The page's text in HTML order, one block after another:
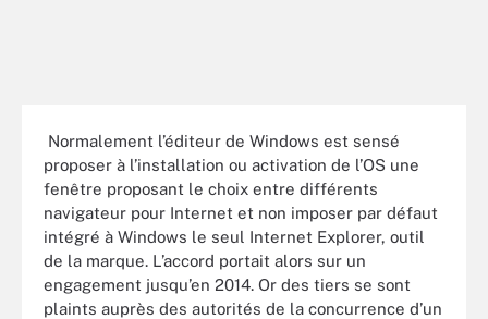
Normalement l’éditeur de Windows est sensé
proposer à l’installation ou activation de l’OS une
fenêtre proposant le choix entre différents
navigateur pour Internet et non imposer par défaut
intégré à Windows le seul Internet Explorer, outil
de la marque. L’accord portait alors sur un
engagement jusqu’en 2014. Or des tiers se sont
plaints auprès des autorités de la concurrence d’un